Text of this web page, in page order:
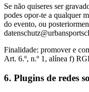
Se não quiseres ser
podes opor-te a qualquer
do evento, ou
Finalidade: promover e
Art. 6.º, n.º 1, alínea f)
6. Plugins de redes